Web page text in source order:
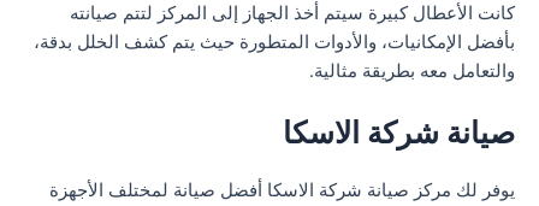
كانت الأعطال كبيرة سيتم أخذ الجهاز إلى المركز لتتم صيانته
بأفضل الإمكانيات، والأدوات المتطورة حيث يتم كشف الخلل بدقة،
والتعامل معه بطريقة مثالية.
صيانة شركة الاسكا
يوفر لك مركز صيانة شركة الاسكا أفضل صيانة لمختلف الأجهزة